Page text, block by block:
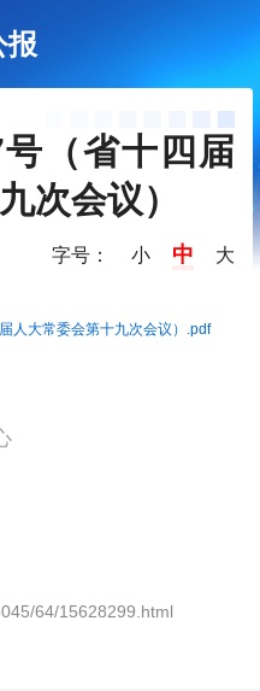
报
（省十四届
次会议）
字号： 小 中 大
人大常委会第十九次会议）.pdf
64/15628299.html